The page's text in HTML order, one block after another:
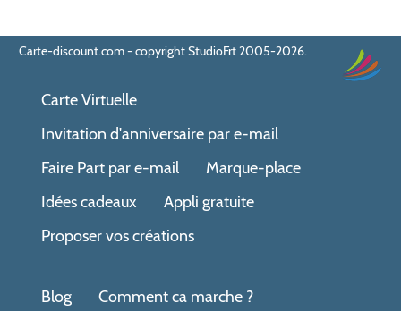
Carte-discount.com - copyright StudioFrt 2005-2026.
Carte Virtuelle
Invitation d'anniversaire par e-mail
Faire Part par e-mail
Marque-place
Idées cadeaux
Appli gratuite
Proposer vos créations
Blog Comment ca marche ?